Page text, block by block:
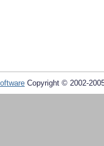
Copyright © 2002-